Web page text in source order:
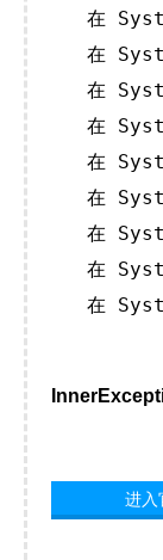
在
在
在
在
在
在
在
在
在
进入